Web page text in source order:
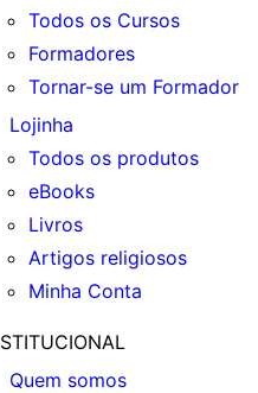
Todos os Cursos
Formadores
Tornar-se um Formador
Lojinha
Todos os produtos
eBooks
Livros
Artigos religiosos
Minha Conta
Quem somos